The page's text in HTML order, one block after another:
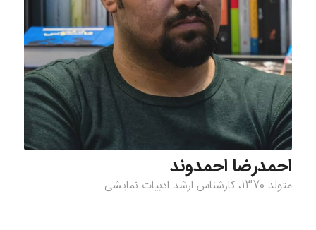
احمد‌رضا احمدوند
متولد 1370، کارشناس ارشد ادبیات نمایشی